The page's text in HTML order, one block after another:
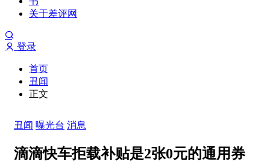
关于差评网
登录
首页
丑闻
正文
丑闻 曝光台 消息
滴滴快车拒载补贴是2张0元的通用券